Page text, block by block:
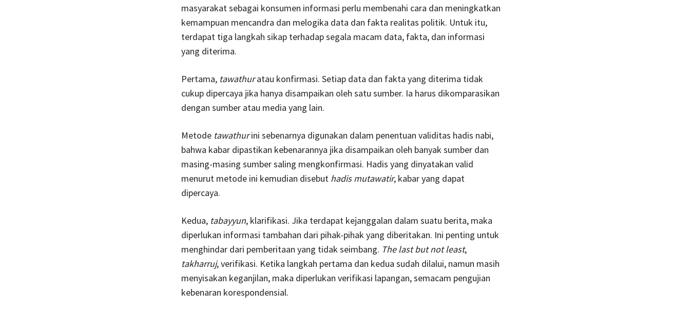
masyarakat sebagai konsumen informasi perlu membenahi cara dan meningkatkan
kemampuan mencandra dan melogika data dan fakta realitas politik. Untuk itu,
terdapat tiga langkah sikap terhadap segala macam data, fakta, dan informasi
yang diterima.
Pertama, tawathuratau konfirmasi. Setiap data dan fakta yang diterima tidak
cukup dipercaya jika hanya disampaikan oleh satu sumber. Ia harus dikomparasikan
dengan sumber atau media yang lain.
Metode tawathurini sebenarnya digunakan dalam penentuan validitas hadis nabi,
bahwa kabar dipastikan kebenarannya jika disampaikan oleh banyak sumber dan
masing-masing sumber saling mengkonfirmasi. Hadis yang dinyatakan valid
menurut metode ini kemudian disebut hadis mutawatir, kabar yang dapat
dipercaya.
Kedua, tabayyun, klarifikasi. Jika terdapat kejanggalan dalam suatu berita, maka
diperlukan informasi tambahan dari pihak-pihak yang diberitakan. Ini penting untuk
menghindar dari pemberitaan yang tidak seimbang. The last but not least,
takharruj, verifikasi. Ketika langkah pertama dan kedua sudah dilalui, namun masih
menyisakan keganjilan, maka diperlukan verifikasi lapangan, semacam pengujian
kebenaran korespondensial.